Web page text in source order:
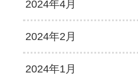
2024年4月
2024年2月
2024年1月